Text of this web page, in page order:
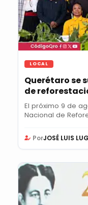
LOCAL
Querétaro se
de
El próximo 9 de
Nacional de
PorJOSÉ LUIS